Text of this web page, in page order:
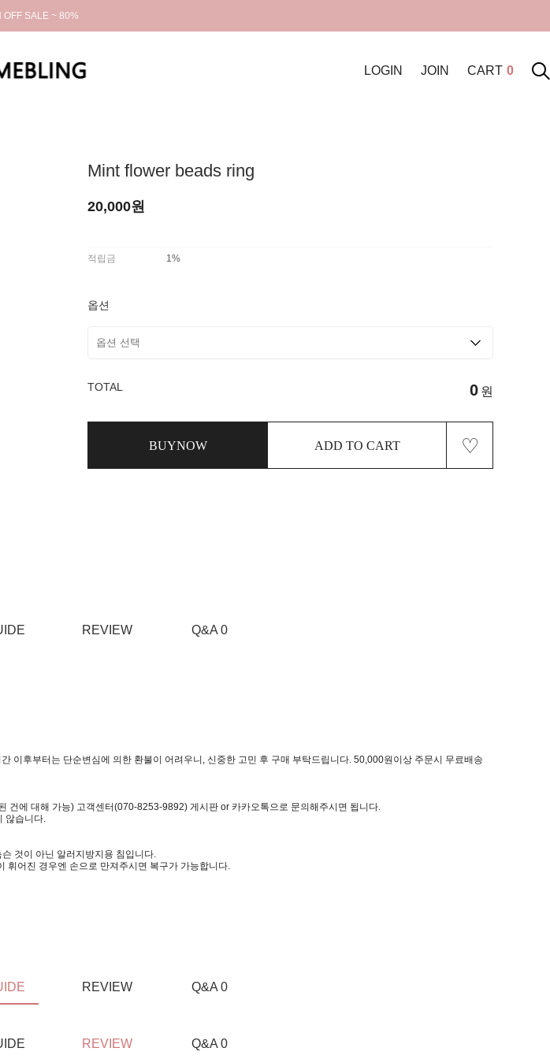
OFF SALE ~ 80%
LOGIN JOIN CART 0
Mint flower beads ring
20,000원
적립금 1%
옵션
TOTAL 0 원
BUYNOW ADD TO CART ♡
REVIEW Q&A 0
이후부터는 단순변심에 의한 환불이 어려우니, 신중한 고민 후 구매 부탁드립니다. 50,000원이상 주문시 무료배송
건에 대해 가능) 고객센터(070-8253-9892) 게시판 or 카카오톡으로 문의해주시면 됩니다.
않습니다.
것이 아닌 알러지방지용 침입니다.
휘어진 경우엔 손으로 만져주시면 복구가 가능합니다.
REVIEW Q&A 0
REVIEW Q&A 0